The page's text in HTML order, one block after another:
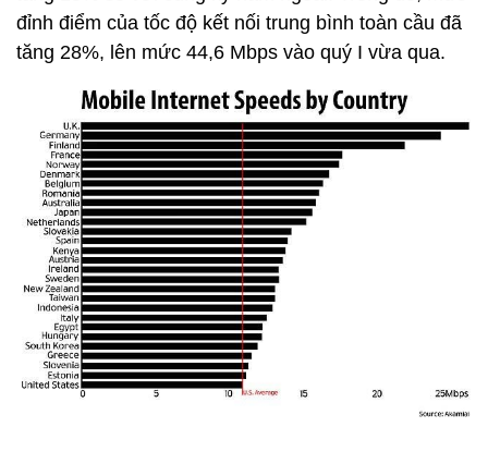
đỉnh điểm của tốc độ kết nối trung bình toàn cầu đã
tăng 28%, lên mức 44,6 Mbps vào quý I vừa qua.